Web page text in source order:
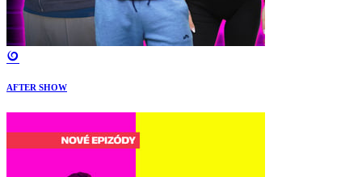
AFTER SHOW